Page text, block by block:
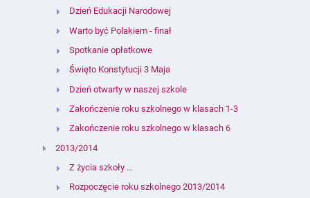
Dzień Edukacji Narodowej
Warto być Polakiem - finał
Spotkanie opłatkowe
Święto Konstytucji 3 Maja
Dzień otwarty w naszej szkole
Zakończenie roku szkolnego w klasach 1-3
Zakończenie roku szkolnego w klasach 6
2013/2014
Z życia szkoły ...
Rozpoczęcie roku szkolnego 2013/2014